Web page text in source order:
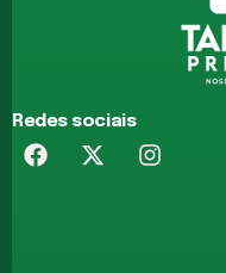
Redes sociais